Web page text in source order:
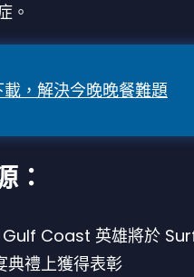
。
，解決今晚晚餐難題
：
Gulf Coast 英雄將於
禮上獲得表彰